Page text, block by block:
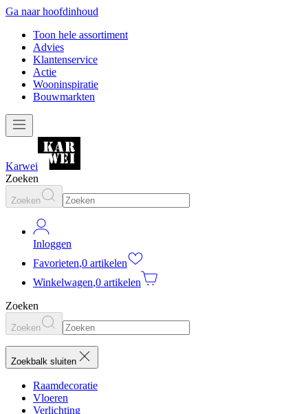
Ga naar hoofdinhoud
Toon hele assortiment
Advies
Klantenservice
Actie
Wooninspiratie
Bouwmarkten
Karwei
Zoeken
Zoeken
Inloggen
Favorieten,0 artikelen
Winkelwagen,0 artikelen
Zoeken
Zoeken
Zoekbalk sluiten
Raamdecoratie
Vloeren
Verlichting